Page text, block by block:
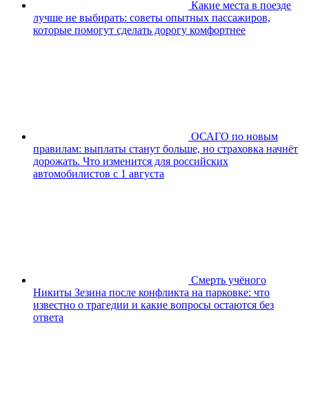
Какие места в поезде
лучше не выбирать: советы опытных пассажиров,
которые помогут сделать дорогу комфортнее
ОСАГО по новым
правилам: выплаты станут больше, но страховка начнёт
дорожать. Что изменится для российских
автомобилистов с 1 августа
Смерть учёного
Никиты Зезина после конфликта на парковке: что
известно о трагедии и какие вопросы остаются без
ответа